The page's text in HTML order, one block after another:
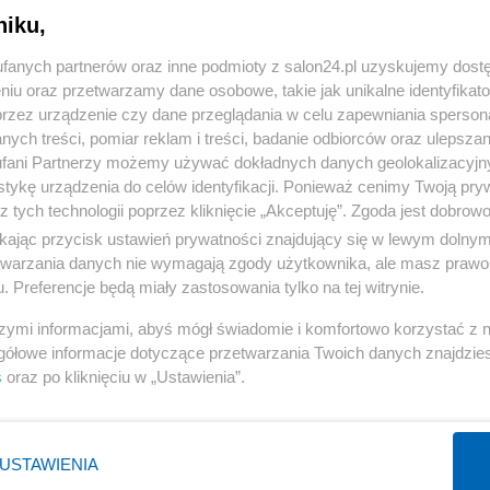
« WRÓĆ DO NOTKI
Gospodarka
Biznes
Pieniądze
Inwestycje
Podatki
partnerów oraz inne podmioty z salon24.pl uzyskujemy
oraz przetwarzamy dane osobowe, takie jak unikalne
urządzenie czy dane przeglądania w celu zapewniania
treści, pomiar reklam i treści, badanie odbiorców oraz
Partnerzy możemy używać dokładnych danych
urządzenia do celów identyfikacji. Ponieważ cenimy Twoją
tych technologii poprzez kliknięcie „Akceptuję”. Zgoda jest
przycisk ustawień prywatności znajdujący się w lewym
danych nie wymagają zgody użytkownika, ale masz
Preferencje będą miały zastosowania tylko na tej witrynie.
informacjami, abyś mógł świadomie i komfortowo korzystać z
informacje dotyczące przetwarzania Twoich danych
oraz po kliknięciu w „Ustawienia”.
USTAWIENIA